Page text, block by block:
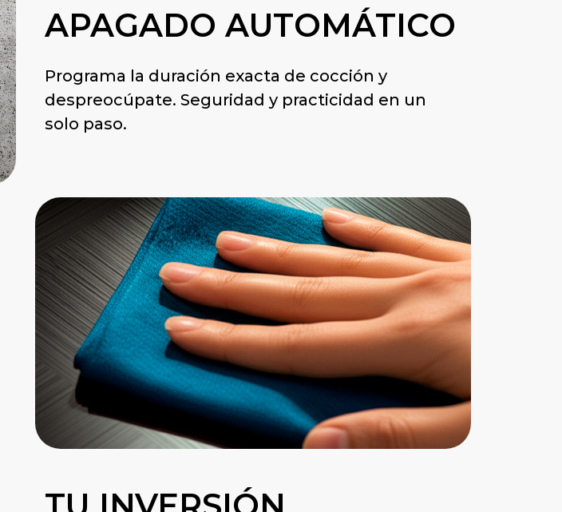
APAGADO AUTOMÁTICO
Programa la duración exacta de cocción y
despreocúpate. Seguridad y practicidad en un
solo paso.